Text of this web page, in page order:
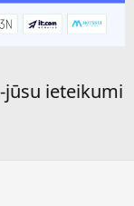
jūsu ieteikumi